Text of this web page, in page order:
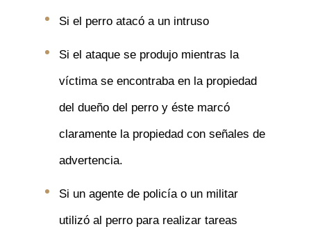
Si el perro atacó a un intruso
Si el ataque se produjo mientras la
víctima se encontraba en la propiedad
del dueño del perro y éste marcó
claramente la propiedad con señales de
advertencia.
Si un agente de policía o un militar
utilizó al perro para realizar tareas